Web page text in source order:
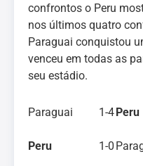
confrontos o Peru
nos últimos quatro
Paraguai conquistou
venceu em todas as
seu estádio.
Paraguai 1-4Peru
Peru
1-0